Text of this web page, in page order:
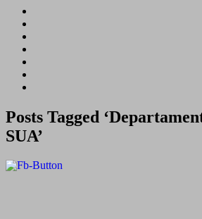
Posts Tagged
SUA’